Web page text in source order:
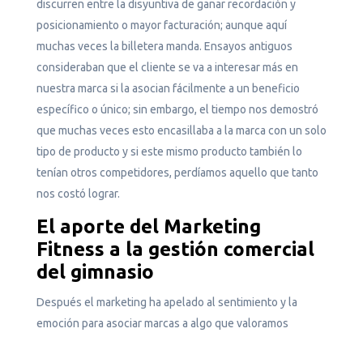
discurren entre la disyuntiva de ganar recordación y
posicionamiento o mayor facturación; aunque aquí
muchas veces la billetera manda. Ensayos antiguos
consideraban que el cliente se va a interesar más en
nuestra marca si la asocian fácilmente a un beneficio
específico o único; sin embargo, el tiempo nos demostró
que muchas veces esto encasillaba a la marca con un solo
tipo de producto y si este mismo producto también lo
tenían otros competidores, perdíamos aquello que tanto
nos costó lograr.
El aporte del Marketing
Fitness a la gestión comercial
del gimnasio
Después el marketing ha apelado al sentimiento y la
emoción para asociar marcas a algo que valoramos